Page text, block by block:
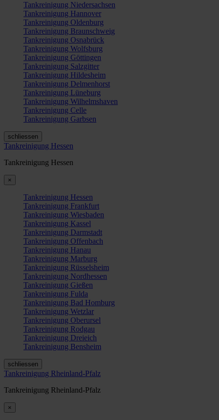
Tankreinigung Niedersachsen
Tankreinigung Hannover
Tankreinigung Oldenburg
Tankreinigung Braunschweig
Tankreinigung Osnabrück
Tankreinigung Wolfsburg
Tankreinigung Göttingen
Tankreinigung Salzgitter
Tankreinigung Hildesheim
Tankreinigung Delmenhorst
Tankreinigung Lüneburg
Tankreinigung Wilhelmshaven
Tankreinigung Celle
Tankreinigung Garbsen
schliessen
Tankreinigung Hessen
Tankreinigung Hessen
×
Tankreinigung Hessen
Tankreinigung Frankfurt
Tankreinigung Wiesbaden
Tankreinigung Kassel
Tankreinigung Darmstadt
Tankreinigung Offenbach
Tankreinigung Hanau
Tankreinigung Marburg
Tankreinigung Rüsselsheim
Tankreinigung Nordhessen
Tankreinigung Gießen
Tankreinigung Fulda
Tankreinigung Bad Homburg
Tankreinigung Wetzlar
Tankreinigung Oberursel
Tankreinigung Rodgau
Tankreinigung Dreieich
Tankreinigung Bensheim
schliessen
Tankreinigung Rheinland-Pfalz
Tankreinigung Rheinland-Pfalz
×